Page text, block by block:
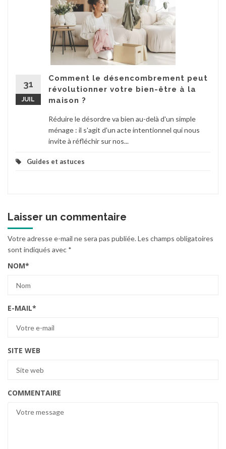
31
JUIL
Comment le désencombrement peut
révolutionner votre bien-être à la
maison ?
Réduire le désordre va bien au-delà d'un simple
ménage : il s'agit d'un acte intentionnel qui nous
invite à réfléchir sur nos...
Guides et astuces
Laisser un commentaire
Votre adresse e-mail ne sera pas publiée.Les champs obligatoires
sont indiqués avec *
NOM*
E-MAIL*
SITE WEB
COMMENTAIRE